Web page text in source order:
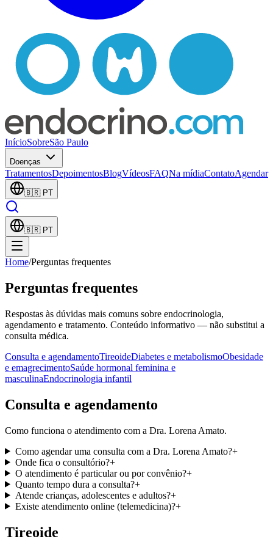
InícioSobreSão Paulo
Doenças
TratamentosDepoimentosBlogVídeosFAQNa mídiaContatoAgendar
🇧🇷 PT
🇧🇷 PT
Home/Perguntas frequentes
Perguntas frequentes
Respostas às dúvidas mais comuns sobre endocrinologia,
agendamento e tratamento. Conteúdo informativo — não substitui a
consulta médica.
Consulta e agendamentoTireoideDiabetes e metabolismoObesidade
e emagrecimentoSaúde hormonal feminina e
masculinaEndocrinologia infantil
Consulta e agendamento
Como funciona o atendimento com a Dra. Lorena Amato.
Como agendar uma consulta com a Dra. Lorena Amato?+
Onde fica o consultório?+
O atendimento é particular ou por convênio?+
Quanto tempo dura a consulta?+
Atende crianças, adolescentes e adultos?+
Existe atendimento online (telemedicina)?+
Tireoide